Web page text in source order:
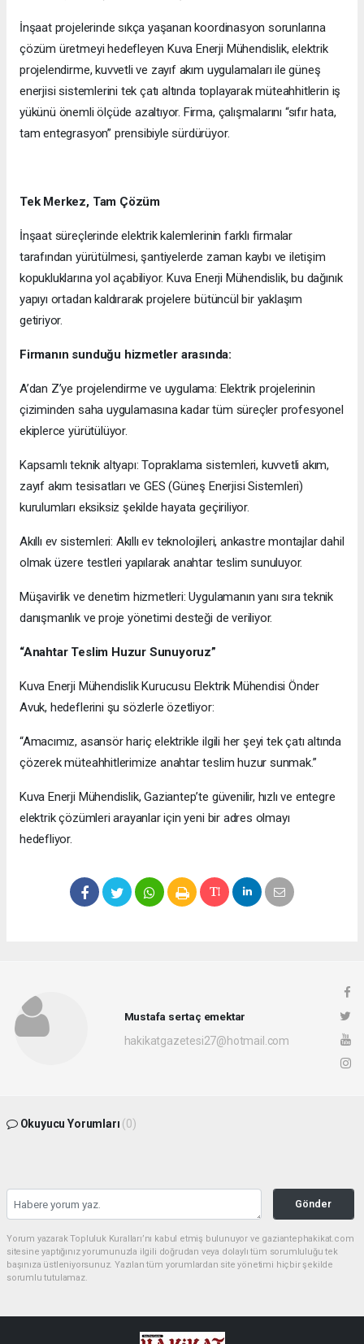
İnşaat projelerinde sıkça yaşanan koordinasyon sorunlarına
çözüm üretmeyi hedefleyen Kuva Enerji Mühendislik, elektrik
projelendirme, kuvvetli ve zayıf akım uygulamaları ile güneş
enerjisi sistemlerini tek çatı altında toplayarak müteahhitlerin iş
yükünü önemli ölçüde azaltıyor. Firma, çalışmalarını “sıfır hata,
tam entegrasyon” prensibiyle sürdürüyor.
Tek Merkez, Tam Çözüm
İnşaat süreçlerinde elektrik kalemlerinin farklı firmalar
tarafından yürütülmesi, şantiyelerde zaman kaybı ve iletişim
kopukluklarına yol açabiliyor. Kuva Enerji Mühendislik, bu dağınık
yapıyı ortadan kaldırarak projelere bütüncül bir yaklaşım
getiriyor.
Firmanın sunduğu hizmetler arasında:
A’dan Z’ye projelendirme ve uygulama: Elektrik projelerinin
çiziminden saha uygulamasına kadar tüm süreçler profesyonel
ekiplerce yürütülüyor.
Kapsamlı teknik altyapı: Topraklama sistemleri, kuvvetli akım,
zayıf akım tesisatları ve GES (Güneş Enerjisi Sistemleri)
kurulumları eksiksiz şekilde hayata geçiriliyor.
Akıllı ev sistemleri: Akıllı ev teknolojileri, ankastre montajlar dahil
olmak üzere testleri yapılarak anahtar teslim sunuluyor.
Müşavirlik ve denetim hizmetleri: Uygulamanın yanı sıra teknik
danışmanlık ve proje yönetimi desteği de veriliyor.
“Anahtar Teslim Huzur Sunuyoruz”
Kuva Enerji Mühendislik Kurucusu Elektrik Mühendisi Önder
Avuk, hedeflerini şu sözlerle özetliyor:
“Amacımız, asansör hariç elektrikle ilgili her şeyi tek çatı altında
çözerek müteahhitlerimize anahtar teslim huzur sunmak.”
Kuva Enerji Mühendislik, Gaziantep’te güvenilir, hızlı ve entegre
elektrik çözümleri arayanlar için yeni bir adres olmayı
hedefliyor.
Mustafa sertaç emektar
hakikatgazetesi27@hotmail.com
Okuyucu Yorumları (0)
Gönder
Yorum yazarak Topluluk Kuralları’nı kabul etmiş bulunuyor ve gaziantephakikat.com
sitesine yaptığınız yorumunuzla ilgili doğrudan veya dolaylı tüm sorumluluğu tek
başınıza üstleniyorsunuz. Yazılan tüm yorumlardan site yönetimi hiçbir şekilde
sorumlu tutulamaz.